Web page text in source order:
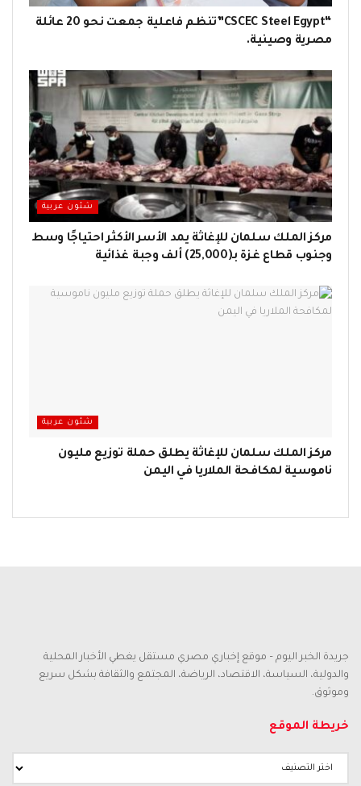
“CSCEC Steel Egypt”تنظم فاعلية جمعت نحو 20 عائلة
مصرية وصينية.
شئون عربية
مركز الملك سلمان للإغاثة يمد الأسر الأكثر احتياجًا وسط
وجنوب قطاع غزة بـ(25,000) ألف وجبة غذائية
شئون عربية
مركز الملك سلمان للإغاثة يطلق حملة توزيع مليون
ناموسية لمكافحة الملاريا في اليمن
جريدة الخبر اليوم – موقع إخباري مصري مستقل يغطي الأخبار المحلية
والدولية، السياسة، الاقتصاد، الرياضة، المجتمع والثقافة بشكل سريع
وموثوق.
خريطة الموقع